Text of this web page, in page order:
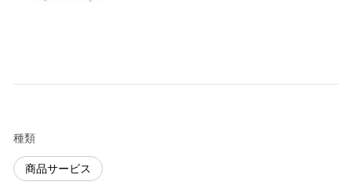
種類
商品サービス